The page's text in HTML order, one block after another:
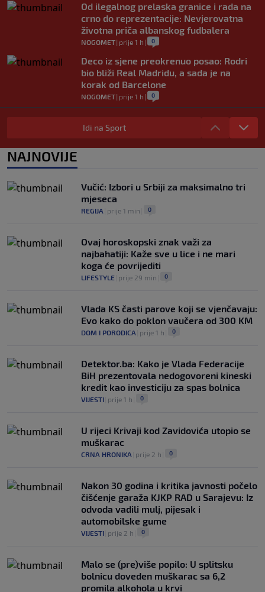
Od ilegalnog prelaska granice i rada na
crno do reprezentacije: Nevjerovatna
životna priča albanskog fudbalera
NOGOMET| prije 1 h | 0
Deco iz sjene preokrenuo posao: Rodri
bio bliži Real Madridu, a sada je na
korak od Barcelone
NOGOMET| prije 1 h | 0
River Plate napravio veliki posao:
Reprezentativac Argentine stigao iz
0
Najopasniji je u reketu, ali mora dodatno
ojačati
KOŠARKA
Idi na Sport
NAJNOVIJE
Vučić: Izbori u Srbiji za maksimalno tri
mjeseca
REGIJA prije 1 min 0
Ovaj horoskopski znak važi za
najbahatiji: Kaže sve u lice i ne mari
koga će povrijediti
LIFESTYLE prije 29 min 0
Vlada KS časti parove koji se vjenčavaju:
Evo kako do poklon vaučera od 300 KM
DOM I PORODICA prije 1 h 0
Detektor.ba: Kako je Vlada Federacije
BiH prezentovala nedogovoreni kineski
kredit kao investiciju za spas bolnica
VIJESTI prije 1 h 0
U rijeci Krivaji kod Zavidovića utopio se
muškarac
CRNA HRONIKA prije 2 h 0
Nakon 30 godina i kritika javnosti počelo
čišćenje garaža KJKP RAD u Sarajevu: Iz
odvoda vadili mulj, pijesak i
automobilske gume
VIJESTI prije 2 h 0
Malo se (pre)više popilo: U splitsku
bolnicu doveden muškarac sa 6,2
promila alkohola u krvi